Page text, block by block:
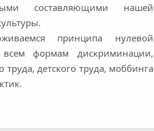
составляющими нашей
принципа нулевой
формам дискриминации,
труда, детского труда, моббинга